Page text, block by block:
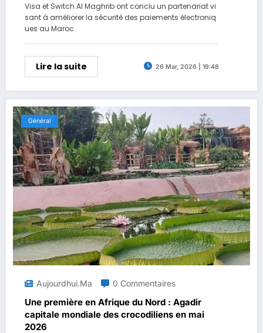
Visa et Switch Al Maghrib ont conclu un partenariat vi
sant à améliorer la sécurité des paiements électroniq
ues au Maroc.
Lire la suite 26 Mar, 2026 | 19:48
Général
Aujourdhui.ma 0 Commentaires
Une première en Afrique du Nord : Agadir
capitale mondiale des crocodiliens en mai
2026